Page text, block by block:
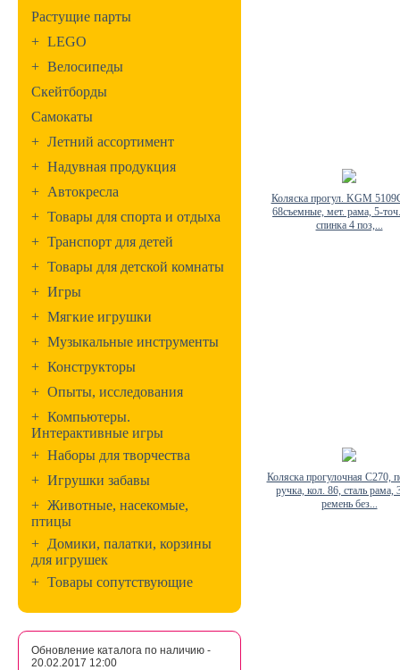
Растущие парты
+ LEGO
+ Велосипеды
Скейтборды
Самокаты
+ Летний ассортимент
+ Надувная продукция
+ Автокресла
+ Товары для спорта и отдыха
+ Транспорт для детей
+ Товары для детской комнаты
+ Игры
+ Мягкие игрушки
+ Музыкальные инструменты
+ Конструкторы
+ Опыты, исследования
+ Компьютеры.
Интерактивные игры
+ Наборы для творчества
+ Игрушки забавы
+ Животные, насекомые,
птицы
+ Домики, палатки, корзины
для игрушек
+ Товары сопутствующие
Обновление каталога по наличию -
20.02.2017 12:00
Коляска прогул. KGM
68съемные, мет. рама, 5-
спинка 4 поз,...
Коляска прогулочная C270,
ручка, кол. 86, сталь рама,
ремень без...